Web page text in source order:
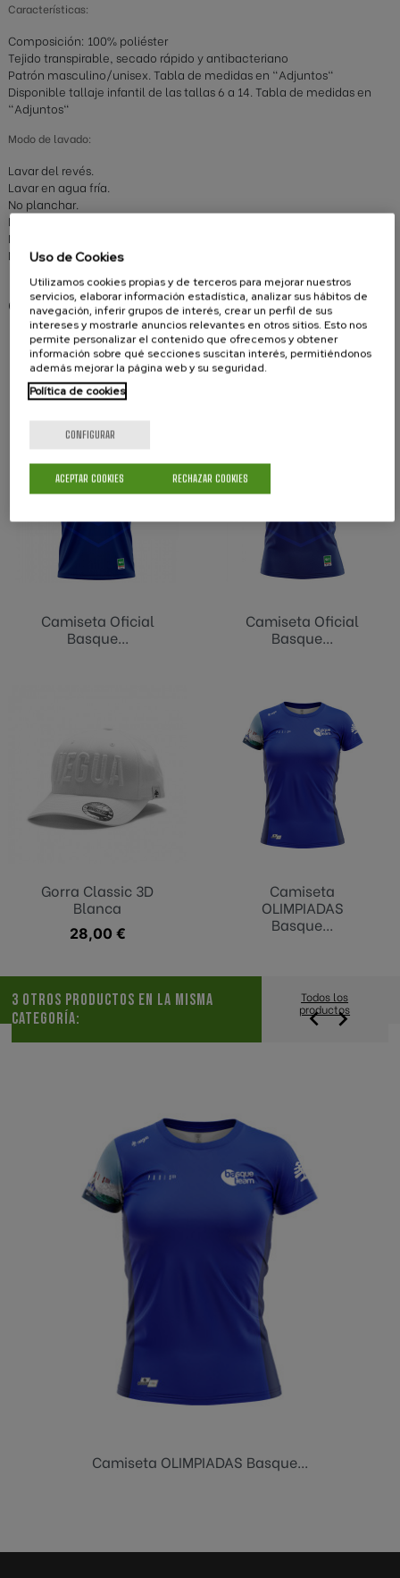
Características:
Composición: 100% poliéster
Tejido transpirable, secado rápido y antibacteriano
Patrón masculino/unisex. Tabla de medidas en "Adjuntos"
Disponible tallaje infantil de las tallas 6 a 14. Tabla de medidas en
"Adjuntos"
Modo de lavado:
Lavar del revés.
Lavar en agua fría.
No planchar.
No secadora.
No lejía.
No mezclar con materiales rugosos en la lavadora.
Compartir
TAMBIÉN PODRÍA INTERESARLE
Camiseta Oficial
Basque...
Camiseta Oficial
Basque...
Gorra Classic 3D
Blanca
Precio
28,00 €
Camiseta
OLIMPIADAS
Basque...
3 OTROS PRODUCTOS EN LA MISMA
CATEGORÍA:
Todos los
productos

Camiseta OLIMPIADAS Basque...

Uso de Cookies
Utilizamos cookies propias y de terceros para mejorar nuestros
servicios, elaborar información estadística, analizar sus hábitos de
navegación, inferir grupos de interés, crear un perfil de sus
intereses y mostrarle anuncios relevantes en otros sitios. Esto nos
permite personalizar el contenido que ofrecemos y obtener
información sobre qué secciones suscitan interés, permitiéndonos
además mejorar la página web y su seguridad.
Política de cookies
CONFIGURAR
RECHAZAR COOKIES
ACEPTAR COOKIES